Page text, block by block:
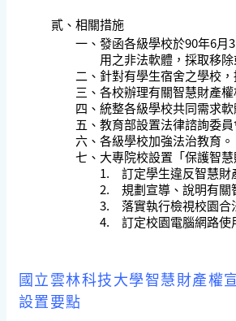
貳、 相關措施
一、 發函各級學校於90年6月
用之非法軟體，採取移
二、 針對有學生宿舍之學校
三、 各校辦理有關智慧財產
四、 統整各級學校共同需求
五、 教育部設置法律諮詢委
六、 各級學校加強法治教育。
七、 大專院校設置「保護智
1.
訂定學生違反智慧
2.
規劃宣導、說明有
3.
落實執行檢視校園合
4.
訂定校園電腦網路
國立雲林科技大學智慧財產權
設置要點